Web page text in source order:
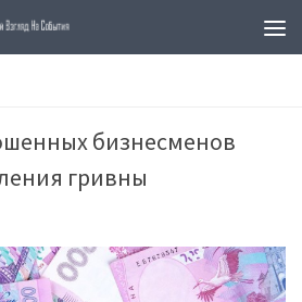
бизнесменов
гривны